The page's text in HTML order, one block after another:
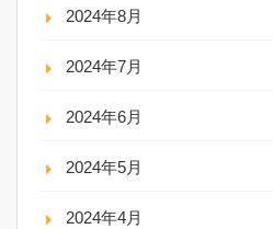
2024年8月
2024年7月
2024年6月
2024年5月
2024年4月